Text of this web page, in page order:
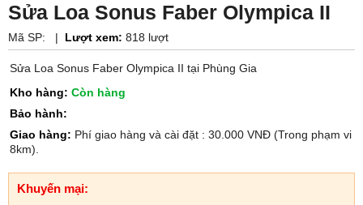
Sửa Loa Sonus Faber Olympica II
Mã SP: | Lượt xem: 818 lượt
Sửa Loa Sonus Faber Olympica II tại Phùng Gia
Kho hàng: Còn hàng
Bảo hành:
Giao hàng: Phí giao hàng và cài đặt : 30.000 VNĐ (Trong phạm vi
8km).
Khuyến mại: